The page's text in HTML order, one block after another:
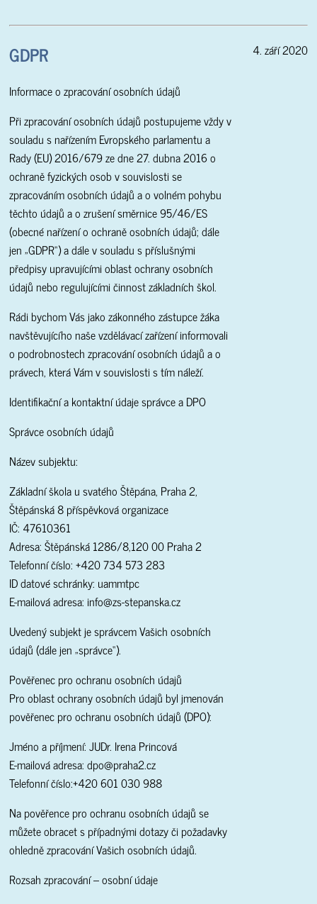
GDPR
Informace o zpracování osobních údajů
Při zpracování osobních údajů postupujeme vždy v
souladu s nařízením Evropského parlamentu a
Rady (EU) 2016/679 ze dne 27. dubna 2016 o
ochraně fyzických osob v souvislosti se
zpracováním osobních údajů a o volném pohybu
těchto údajů a o zrušení směrnice 95/46/ES
(obecné nařízení o ochraně osobních údajů; dále
jen „GDPR“) a dále v souladu s příslušnými
předpisy upravujícími oblast ochrany osobních
údajů nebo regulujícími činnost základních škol.
Rádi bychom Vás jako zákonného zástupce žáka
navštěvujícího naše vzdělávací zařízení informovali
o podrobnostech zpracování osobních údajů a o
právech, která Vám v souvislosti s tím náleží.
Identifikační a kontaktní údaje správce a DPO
Správce osobních údajů
Název subjektu:
Základní škola u svatého Štěpána, Praha 2,
Štěpánská 8 příspěvková organizace
IČ: 47610361
Adresa: Štěpánská 1286/8,120 00 Praha 2
Telefonní číslo: +420 734 573 283
ID datové schránky: uammtpc
E-mailová adresa: info@zs-stepanska.cz
Uvedený subjekt je správcem Vašich osobních
údajů (dále jen „správce“).
Pověřenec pro ochranu osobních údajů
Pro oblast ochrany osobních údajů byl jmenován
pověřenec pro ochranu osobních údajů (DPO):
Jméno a příjmení: JUDr. Irena Princová
E-mailová adresa: dpo@praha2.cz
Telefonní číslo:+420 601 030 988
Na pověřence pro ochranu osobních údajů se
můžete obracet s případnými dotazy či požadavky
ohledně zpracování Vašich osobních údajů.
Rozsah zpracování – osobní údaje
4. září 2020